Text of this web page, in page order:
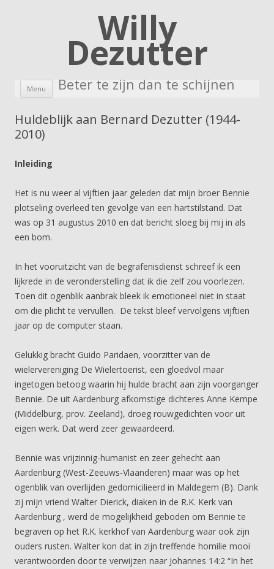
Willy
Dezutter
Beter te zijn dan te schijnen
Menu Skip to content
Huldeblijk aan Bernard Dezutter (1944-
2010)
Inleiding
Het is nu weer al vijftien jaar geleden dat mijn broer Bennie
plotseling overleed ten gevolge van een hartstilstand. Dat
was op 31 augustus 2010 en dat bericht sloeg bij mij in als
een bom.
In het vooruitzicht van de begrafenisdienst schreef ik een
lijkrede in de veronderstelling dat ik die zelf zou voorlezen.
Toen dit ogenblik aanbrak bleek ik emotioneel niet in staat
om die plicht te vervullen. De tekst bleef vervolgens vijftien
jaar op de computer staan.
Gelukkig bracht Guido Paridaen, voorzitter van de
wielervereniging De Wielertoerist, een gloedvol maar
ingetogen betoog waarin hij hulde bracht aan zijn voorganger
Bennie. De uit Aardenburg afkomstige dichteres Anne Kempe
(Middelburg, prov. Zeeland), droeg rouwgedichten voor uit
eigen werk. Dat werd zeer gewaardeerd.
Bennie was vrijzinnig-humanist en zeer gehecht aan
Aardenburg (West-Zeeuws-Vlaanderen) maar was op het
ogenblik van overlijden gedomicilieerd in Maldegem (B). Dank
zij mijn vriend Walter Dierick, diaken in de R.K. Kerk van
Aardenburg , werd de mogelijkheid geboden om Bennie te
begraven op het R.K. kerkhof van Aardenburg waar ook zijn
ouders rusten. Walter kon dat in zijn treffende homilie mooi
verantwoorden door te verwijzen naar Johannes 14:2 “In het